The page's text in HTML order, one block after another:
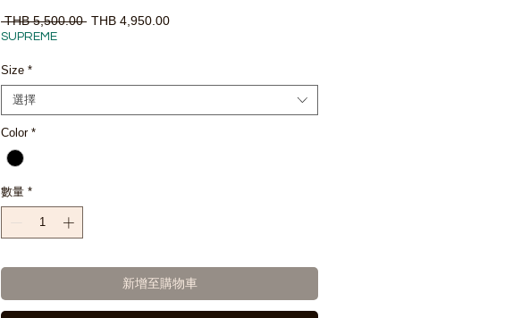
THB 5,500.00 一THB 4,950.00促
SUPREME
Size *
選擇
Color *
數量 *
新增至購物車